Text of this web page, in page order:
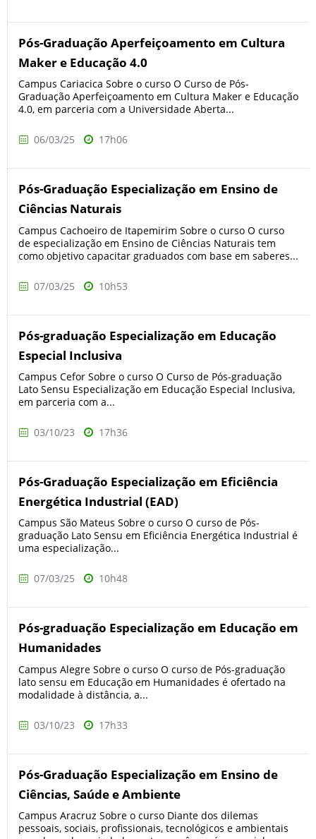
Pós-Graduação Aperfeiçoamento em Cultura
Maker e Educação 4.0
Campus Cariacica Sobre o curso O Curso de Pós-
Graduação Aperfeiçoamento em Cultura Maker e Educação
4.0, em parceria com a Universidade Aberta...
06/03/25 17h06
Pós-Graduação Especialização em Ensino de
Ciências Naturais
Campus Cachoeiro de Itapemirim Sobre o curso O curso
de especialização em Ensino de Ciências Naturais tem
como objetivo capacitar graduados com base em saberes...
07/03/25 10h53
Pós-graduação Especialização em Educação
Especial Inclusiva
Campus Cefor Sobre o curso O Curso de Pós-graduação
Lato Sensu Especialização em Educação Especial Inclusiva,
em parceria com a...
03/10/23 17h36
Pós-Graduação Especialização em Eficiência
Energética Industrial (EAD)
Campus São Mateus Sobre o curso O curso de Pós-
graduação Lato Sensu em Eficiência Energética Industrial é
uma especialização...
07/03/25 10h48
Pós-graduação Especialização em Educação em
Humanidades
Campus Alegre Sobre o curso O curso de Pós-graduação
lato sensu em Educação em Humanidades é ofertado na
modalidade à distância, a...
03/10/23 17h33
Pós-Graduação Especialização em Ensino de
Ciências, Saúde e Ambiente
Campus Aracruz Sobre o curso Diante dos dilemas
pessoais, sociais, profissionais, tecnológicos e ambientais